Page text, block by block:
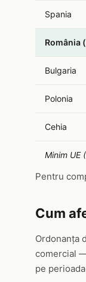
Spania
România
Bulgaria
Polonia
Cehia
Minim UE
Pentru
Cum
Ordonanța
comercial
pe perioada